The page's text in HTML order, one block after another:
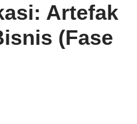
Artefak
(Fase